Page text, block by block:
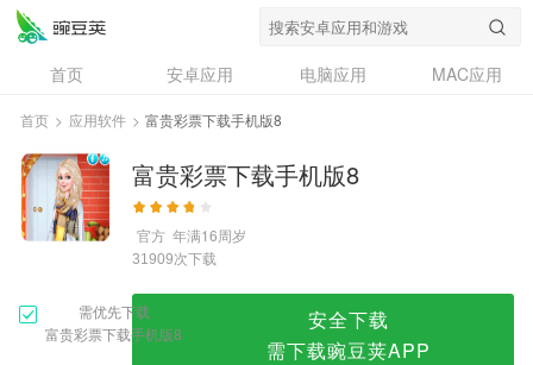
富贵彩票下载手机版8
首页 安卓应用 电脑应用
MAC应用
资讯
专题
问答
首页 > 应用软件 > 富贵彩票下载手机版8
富贵彩票下载手机版8
官方 年满16周岁
31909次下载
需优先下载
富贵彩票下载手机版8
安全下载
需下载豌豆荚APP